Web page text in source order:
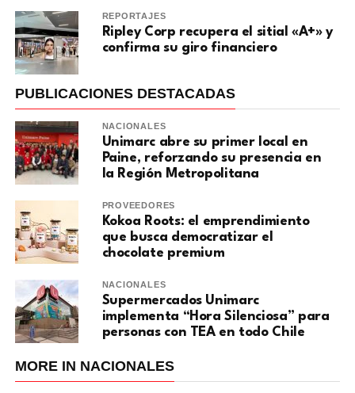
REPORTAJES
Ripley Corp recupera el sitial «A+» y
confirma su giro financiero
PUBLICACIONES DESTACADAS
NACIONALES
Unimarc abre su primer local en
Paine, reforzando su presencia en
la Región Metropolitana
PROVEEDORES
Kokoa Roots: el emprendimiento
que busca democratizar el
chocolate premium
NACIONALES
Supermercados Unimarc
implementa “Hora Silenciosa” para
personas con TEA en todo Chile
MORE IN NACIONALES